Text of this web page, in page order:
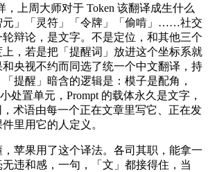
，上周大师对于 Token 该翻译成生什么
元」「灵符」「令牌」「偷啃」……社交
辩论，是文字。不是定位，和其他三个
，若是把「提醒词」放进这个坐标系就
央视不约而同选了统一个中文翻译，持
提醒」暗含的逻辑是：模子是配角，
处置单元，Prompt 的载体永久是文字，
术语由每一个正在文章里写它、正在发
里用它的人定义。
果用了这个译法。各司其职，能拿一
违和感，一句，「文」都接得住，当